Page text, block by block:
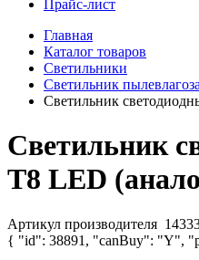
Прайс-лист
Главная
Каталог товаров
Светильники
Светильник
Светильник
Светильник
T8 LED
Артикул производителя
{ "id": 38891, "canBuy": "Y",